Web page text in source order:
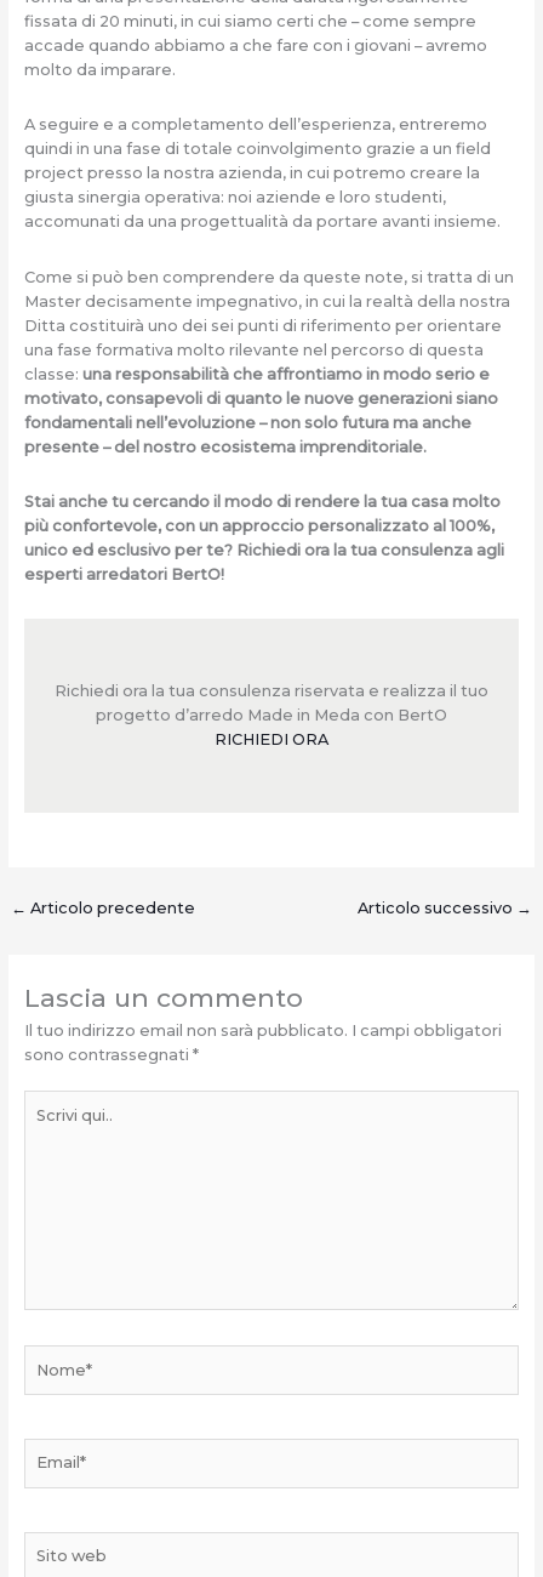
fissata di 20 minuti, in cui siamo certi che – come sempre
accade quando abbiamo a che fare con i giovani – avremo
molto da imparare.
A seguire e a completamento dell’esperienza, entreremo
quindi in una fase di totale coinvolgimento grazie a un field
project presso la nostra azienda, in cui potremo creare la
giusta sinergia operativa: noi aziende e loro studenti,
accomunati da una progettualità da portare avanti insieme.
Come si può ben comprendere da queste note, si tratta di un
Master decisamente impegnativo, in cui la realtà della nostra
Ditta costituirà uno dei sei punti di riferimento per orientare
una fase formativa molto rilevante nel percorso di questa
classe: una responsabilità che affrontiamo in modo serio e
motivato, consapevoli di quanto le nuove generazioni siano
fondamentali nell’evoluzione – non solo futura ma anche
presente – del nostro ecosistema imprenditoriale.
Stai anche tu cercando il modo di rendere la tua casa molto
più confortevole, con un approccio personalizzato al 100%,
unico ed esclusivo per te? Richiedi ora la tua consulenza agli
esperti arredatori BertO!
Richiedi ora la tua consulenza riservata e realizza il tuo
progetto d’arredo Made in Meda con BertO
RICHIEDI ORA
← Articolo precedente Articolo successivo →
Lascia un commento
Il tuo indirizzo email non sarà pubblicato. I campi obbligatori
sono contrassegnati *
qui..
web